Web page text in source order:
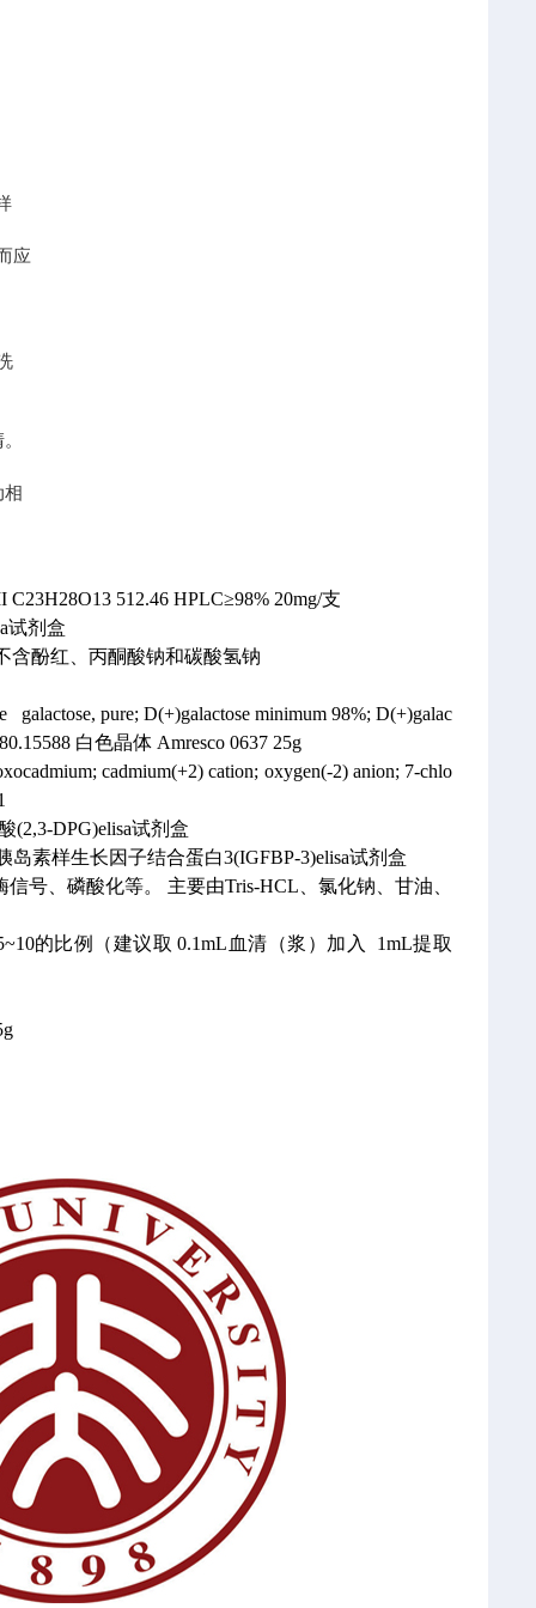
应
相
C23H28O13 512.46 HPLC≥98% 20mg/支
试剂盒
含酚红、丙酮酸钠和碳酸氢钠
galactose, pure; D(+)galactose minimum 98%; D(+)galac
白色晶体 Amresco 0637 25g
cadmium(+2) cation; oxygen(-2) anion; 7-chlo
(2,3-DPG)elisa试剂盒
岛素样生长因子结合蛋白3(IGFBP-3)elisa试剂盒
号、磷酸化等。
主要由Tris-HCL、氯化钠、甘油、
的比例（建议取 0.1mL血清（浆）加入 1mL提取